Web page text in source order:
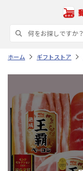
ホーム ギフトストア